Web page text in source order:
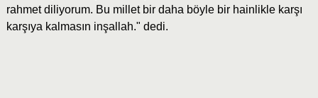
rahmet diliyorum. Bu millet bir daha böyle bir hainlikle karşı
karşıya kalmasın inşallah." dedi.